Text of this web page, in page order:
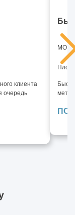
клиента
очередь
МО,